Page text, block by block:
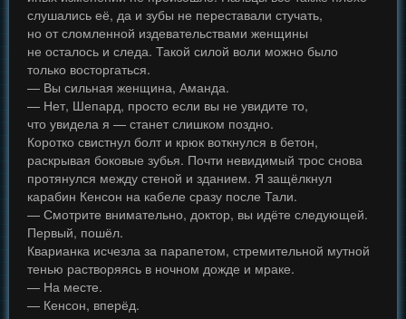
слушались её, да и зубы не переставали стучать,
но от сломленной издевательствами женщины
не осталось и следа. Такой силой воли можно было
только восторгаться.
— Вы сильная женщина, Аманда.
— Нет, Шепард, просто если вы не увидите то,
что увидела я — станет слишком поздно.
Коротко свистнул болт и крюк воткнулся в бетон,
раскрывая боковые зубья. Почти невидимый трос снова
протянулся между стеной и зданием. Я защёлкнул
карабин Кенсон на кабеле сразу после Тали.
— Смотрите внимательно, доктор, вы идёте следующей.
Первый, пошёл.
Кварианка исчезла за парапетом, стремительной мутной
тенью растворяясь в ночном дожде и мраке.
— На месте.
— Кенсон, вперёд.